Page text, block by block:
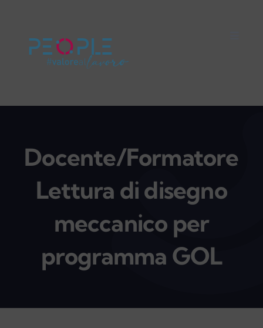
contenuto
Careers
Mondo People
On Air
Impegno Sociale
Docente/Formatore
Lettura di disegno
meccanico per
programma GOL